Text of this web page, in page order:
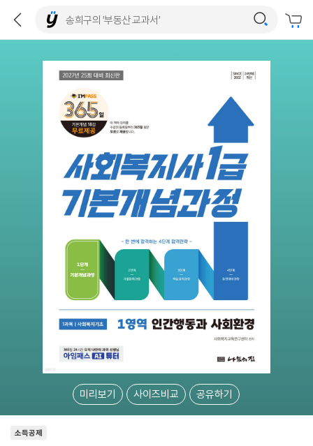
미리보기 사이즈비교 공유하기
소득공제